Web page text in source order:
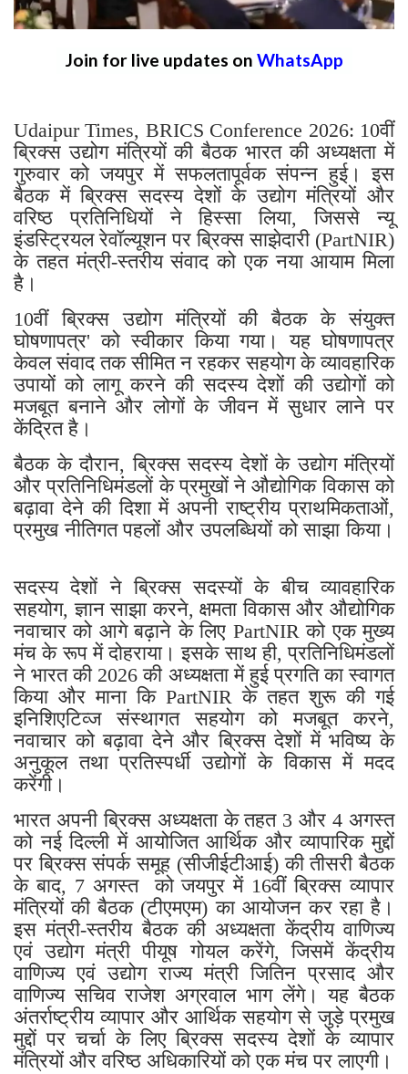
Join for live updates on WhatsApp
Udaipur Times, BRICS Conference 2026: 10वीं
ब्रिक्स उद्योग मंत्रियों की बैठक भारत की अध्यक्षता में
गुरुवार को जयपुर में सफलतापूर्वक संपन्न हुई। इस
बैठक में ब्रिक्स सदस्य देशों के उद्योग मंत्रियों और
वरिष्ठ प्रतिनिधियों ने हिस्सा लिया, जिससे न्यू
इंडस्ट्रियल रेवॉल्यूशन पर ब्रिक्स साझेदारी (PartNIR)
के तहत मंत्री-स्तरीय संवाद को एक नया आयाम मिला
है।
10वीं ब्रिक्स उद्योग मंत्रियों की बैठक के संयुक्त
घोषणापत्र' को स्वीकार किया गया। यह घोषणापत्र
केवल संवाद तक सीमित न रहकर सहयोग के व्यावहारिक
उपायों को लागू करने की सदस्य देशों की उद्योगों को
मजबूत बनाने और लोगों के जीवन में सुधार लाने पर
केंद्रित है।
बैठक के दौरान, ब्रिक्स सदस्य देशों के उद्योग मंत्रियों
और प्रतिनिधिमंडलों के प्रमुखों ने औद्योगिक विकास को
बढ़ावा देने की दिशा में अपनी राष्ट्रीय प्राथमिकताओं,
प्रमुख नीतिगत पहलों और उपलब्धियों को साझा किया।
सदस्य देशों ने ब्रिक्स सदस्यों के बीच व्यावहारिक
सहयोग, ज्ञान साझा करने, क्षमता विकास और औद्योगिक
नवाचार को आगे बढ़ाने के लिए PartNIR को एक मुख्य
मंच के रूप में दोहराया। इसके साथ ही, प्रतिनिधिमंडलों
ने भारत की 2026 की अध्यक्षता में हुई प्रगति का स्वागत
किया और माना कि PartNIR के तहत शुरू की गई
इनिशिएटिव्ज संस्थागत सहयोग को मजबूत करने,
नवाचार को बढ़ावा देने और ब्रिक्स देशों में भविष्य के
अनुकूल तथा प्रतिस्पर्धी उद्योगों के विकास में मदद
करेंगी।
भारत अपनी ब्रिक्स अध्यक्षता के तहत 3 और 4 अगस्त
को नई दिल्ली में आयोजित आर्थिक और व्यापारिक मुद्दों
पर ब्रिक्स संपर्क समूह (सीजीईटीआई) की तीसरी बैठक
के बाद, 7 अगस्त को जयपुर में 16वीं ब्रिक्स व्यापार
मंत्रियों की बैठक (टीएमएम) का आयोजन कर रहा है।
इस मंत्री-स्तरीय बैठक की अध्यक्षता केंद्रीय वाणिज्य
एवं उद्योग मंत्री पीयूष गोयल करेंगे, जिसमें केंद्रीय
वाणिज्य एवं उद्योग राज्य मंत्री जितिन प्रसाद और
वाणिज्य सचिव राजेश अग्रवाल भाग लेंगे। यह बैठक
अंतर्राष्ट्रीय व्यापार और आर्थिक सहयोग से जुड़े प्रमुख
मुद्दों पर चर्चा के लिए ब्रिक्स सदस्य देशों के व्यापार
मंत्रियों और वरिष्ठ अधिकारियों को एक मंच पर लाएगी।